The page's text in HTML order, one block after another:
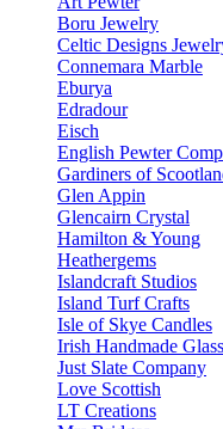
Boru Jewelry
Celtic Designs
Connemara Marble
Eburya
Edradour
Eisch
English Pewter
Gardiners of
Glen Appin
Glencairn Crystal
Hamilton & Young
Heathergems
Islandcraft Studios
Island Turf Crafts
Isle of Skye Candles
Irish Handmade
Just Slate Company
Love Scottish
LT Creations